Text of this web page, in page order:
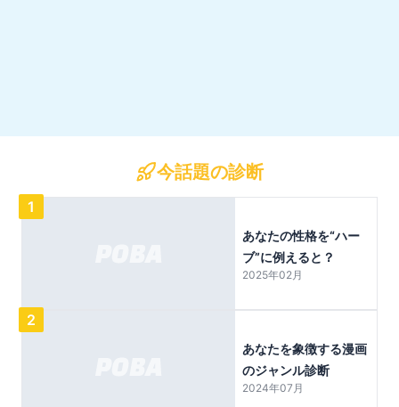
今話題の診断
1
あなたの性格を“ハー
ブ”に例えると？
2025年02月
2
あなたを象徴する漫画
のジャンル診断
2024年07月